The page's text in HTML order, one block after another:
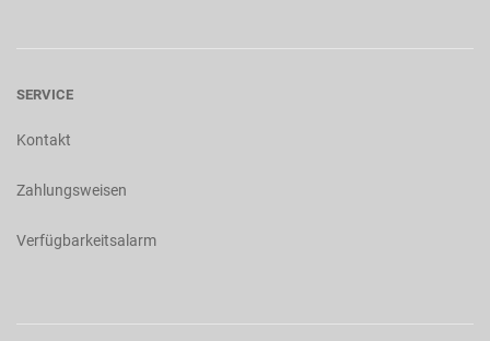
SERVICE
Kontakt
Zahlungsweisen
Verfügbarkeitsalarm